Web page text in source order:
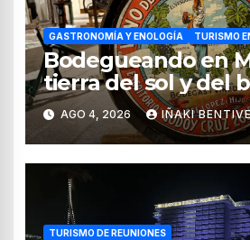
GASTRONOMÍA Y ENOLOGÍA TURISMO
Bodegueando en
tierra del sol y del
AGO 4, 2026 IÑAKI
TURISMO DE REUNIONES